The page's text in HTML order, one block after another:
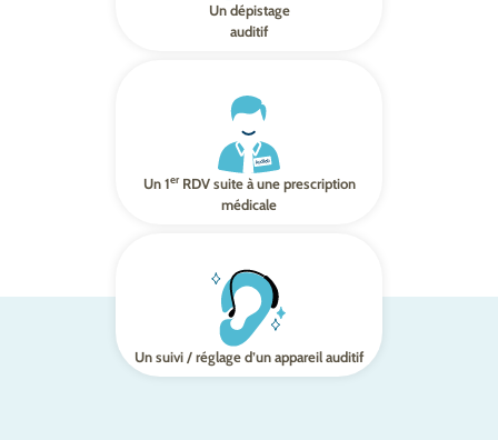
Un dépistage
auditif
Un 1erRDV suite à une prescription
médicale
Un suivi / réglage d’un appareil auditif